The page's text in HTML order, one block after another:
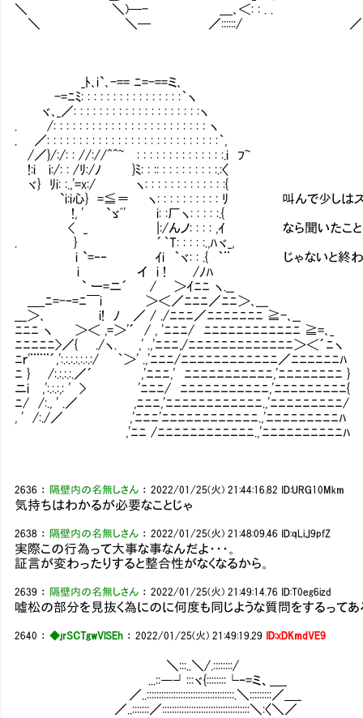
＼ ＼)─- ＿､＜: : . . /.:.: : . . /:::::::|
＼ ＼─ ／::::::/ ／ |.:.: : . ／＼:::::|
_ﾄ､i`､-== ﾆ=-==ミ､
-=ﾆﾐ: : : : : : : : : : : : : : : :｀ヽ
ヾ､_／: : : : : : : : : : : : : : : : : : : :ヽ
. /: : : : : : : : : : : : : : : : : : : : : : : : ヽ
. ／: : : : : : : : : : : : : : : : : : : : : : : : : : :｀,
/／}/:/: : //://^^~㍉: : : : : : : : : : : : : :.i ﾌ~
!:i i:/: : /ﾘ:/ﾉ }ﾐ: : :: : : : : : : : : :.:〈
ヾ} ﾘi: :.,'=x:/ ヽ: : : : : : : : : : : : :{
`i:i心} =≦＝ ヽ: : : : : : : : : : ﾘ 叫んで少しはスッ
!, ' `ゞﾞ' i: :厂ヽ: : : : :.{
< _ |:/んノ: : : : ,ｲ なら聞いたことを話
. } ´｀T: : : : :.,ﾊヾ_,
i `=‐‐ ｲi ｀ヾ: : .{ ｀¨ じゃないと終わるも
i イ i ! /ﾉﾊ
` ー=ニ´ / ＞ｲﾆﾆ ヽ.__
＿_ﾆ=-‐=ﾆ￣i ＞＜／ﾆﾆﾆ／ﾆﾆ＞､___
___＞､ i! ﾉ ／ / ./ﾆﾆﾆ／ﾆﾆﾆﾆﾆﾆﾆ ≧-､__
ﾆﾆﾆ ヽ ＞＜ ,=＞'´ / , 'ﾆﾆﾆ/ ﾆﾆﾆﾆﾆﾆﾆﾆﾆﾆﾆﾆ ≧=､_
ﾆﾆﾆﾆﾆ>／{ ./ヽ. ,' .,'ﾆﾆﾆ,/ﾆﾆﾆﾆﾆﾆﾆﾆﾆﾆﾆﾆﾆ＞＜´ﾆヽ
ﾆｒ'¨¨¨´,':.:.:.:.:.:.:/ ｀＞' .,'ﾆﾆﾆ/ﾆﾆﾆﾆﾆﾆﾆﾆﾆﾆﾆﾆ／ﾆﾆﾆﾆﾆﾆﾊ
ﾆ } /:.:.:.:.／´ ,'ﾆﾆﾆ,' ﾆﾆﾆﾆﾆﾆﾆﾆﾆﾆﾆ,'ﾆﾆﾆﾆﾆﾆﾆﾆ }
ニi ,':.:.:,: ' > 'ﾆﾆﾆ/ ﾆﾆﾆﾆﾆﾆﾆﾆﾆﾆﾆ,'ﾆﾆﾆﾆﾆﾆﾆﾆﾆ{
ﾆ/ /:., ' .／ ,ﾆﾆﾆ,'ﾆﾆﾆﾆﾆﾆﾆﾆﾆﾆﾆﾆ.,'ﾆﾆﾆﾆﾆﾆﾆﾆﾆ/
, ' /:./／ ,'ﾆﾆﾆ'ﾆﾆﾆﾆﾆﾆﾆﾆﾆﾆﾆﾆ.,'ﾆﾆﾆﾆﾆﾆﾆﾆﾆﾊ
,'ﾆﾆ /ﾆﾆﾆﾆﾆﾆﾆﾆﾆﾆﾆﾆ.,'ﾆﾆﾆﾆﾆﾆﾆﾆﾆﾆﾊ
2636 ： 隔壁内の名無しさん ：2022/01/25(火) 21:44:16.82 ID:URG10Mkm
気持ちはわかるが必要なことじゃ
2638 ： 隔壁内の名無しさん ：2022/01/25(火) 21:48:09.46 ID:qLiJ9pfZ
実際この行為って大事な事なんだよ・・・。
証言が変わったりすると整合性がなくなるから。
2639 ： 隔壁内の名無しさん ：2022/01/25(火) 21:49:14.76 ID:T0eg6izd
嘘松の部分を見抜く為にのに何度も同じような質問をするって
2640 ：◆jrSCTgwVlSEh ：2022/01/25(火) 21:49:19.29 ID:xDKmdVE9
＼:::..＼/.::::::::/
...::―┘:::ヾ{::::::::└‐=ミ、＿_ 『男とずっと密
／..::::::::::::::::::::::::::::::::::::.＼:::::::::／＿_
／..:::::::／::::::::::::::::::::::::::::::::::::＼:〈＼／ 美人の